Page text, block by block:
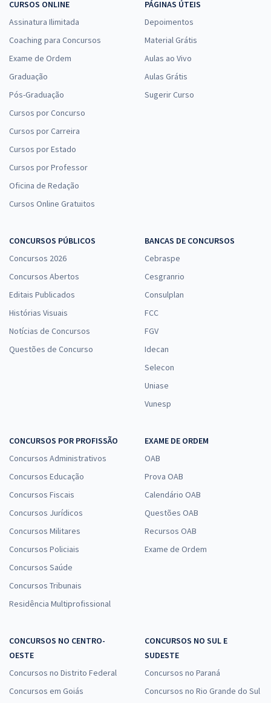
CURSOS ONLINE
Assinatura Ilimitada
Coaching para Concursos
Exame de Ordem
Graduação
Pós-Graduação
Cursos por Concurso
Cursos por Carreira
Cursos por Estado
Cursos por Professor
Oficina de Redação
Cursos Online Gratuitos
PÁGINAS ÚTEIS
Depoimentos
Material Grátis
Aulas ao Vivo
Aulas Grátis
Sugerir Curso
CONCURSOS PÚBLICOS
Concursos 2026
Concursos Abertos
Editais Publicados
Histórias Visuais
Notícias de Concursos
Questões de Concurso
BANCAS DE CONCURSOS
Cebraspe
Cesgranrio
Consulplan
FCC
FGV
Idecan
Selecon
Uniase
Vunesp
CONCURSOS POR PROFISSÃO
Concursos Administrativos
Concursos Educação
Concursos Fiscais
Concursos Jurídicos
Concursos Militares
Concursos Policiais
Concursos Saúde
Concursos Tribunais
Residência Multiprofissional
EXAME DE ORDEM
OAB
Prova OAB
Calendário OAB
Questões OAB
Recursos OAB
Exame de Ordem
CONCURSOS NO CENTRO-
OESTE
Concursos no Distrito Federal
Concursos em Goiás
CONCURSOS NO SUL E
SUDESTE
Concursos no Paraná
Concursos no Rio Grande do Sul